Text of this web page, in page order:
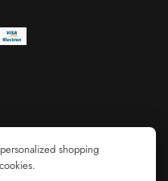
shopping